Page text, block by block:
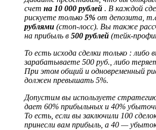
счет на 10 000 рублей . В каждой
рискуете только 5% от депозита,
рублями (стоп-лосс). Вы также
на прибыль в 500 рублей (тейк-
То есть исхода сделки только : либо
зарабатываете 500 руб., либо
При этом общий и одновременный
должен превышать 5%.
Допустим вы используете
дает 60% прибыльных и 40%
То есть, если вы заключили 100
принесли вам прибыль, а 40 —